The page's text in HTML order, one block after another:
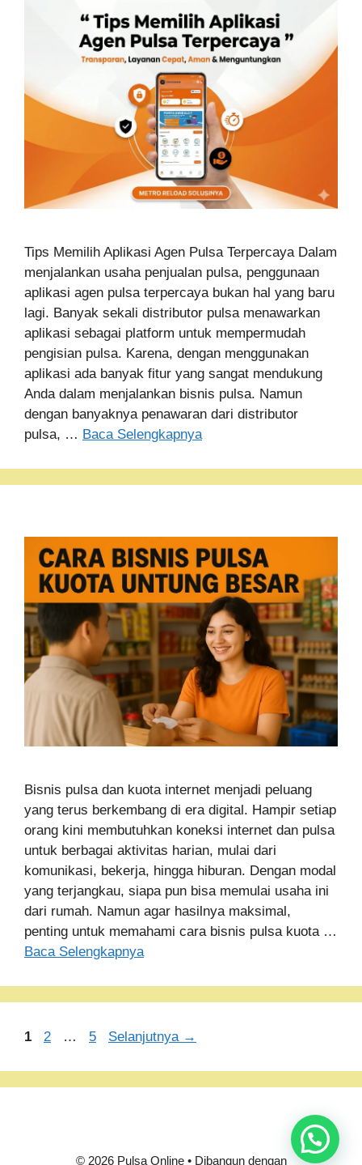
Tips Memilih Aplikasi Agen Pulsa Terpercaya Dalam
menjalankan usaha penjualan pulsa, penggunaan
aplikasi agen pulsa terpercaya bukan hal yang baru
lagi. Banyak sekali distributor pulsa menawarkan
aplikasi sebagai platform untuk mempermudah
pengisian pulsa. Karena, dengan menggunakan
aplikasi ada banyak fitur yang sangat mendukung
Anda dalam menjalankan bisnis pulsa. Namun
dengan banyaknya penawaran dari distributor
pulsa, … Baca Selengkapnya
Bisnis pulsa dan kuota internet menjadi peluang
yang terus berkembang di era digital. Hampir setiap
orang kini membutuhkan koneksi internet dan pulsa
untuk berbagai aktivitas harian, mulai dari
komunikasi, bekerja, hingga hiburan. Dengan modal
yang terjangkau, siapa pun bisa memulai usaha ini
dari rumah. Namun agar hasilnya maksimal,
penting untuk memahami cara bisnis pulsa kuota …
Baca Selengkapnya
Halaman
1 Halaman
2 … Halaman
5 Selanjutnya →
© 2026 Pulsa Online• Dibangun dengan